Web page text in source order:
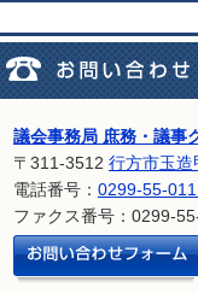
議会事務局 庶務・議事
〒311-3512 行方市玉造
電話番号： 0299-55-
ファクス番号：0299-